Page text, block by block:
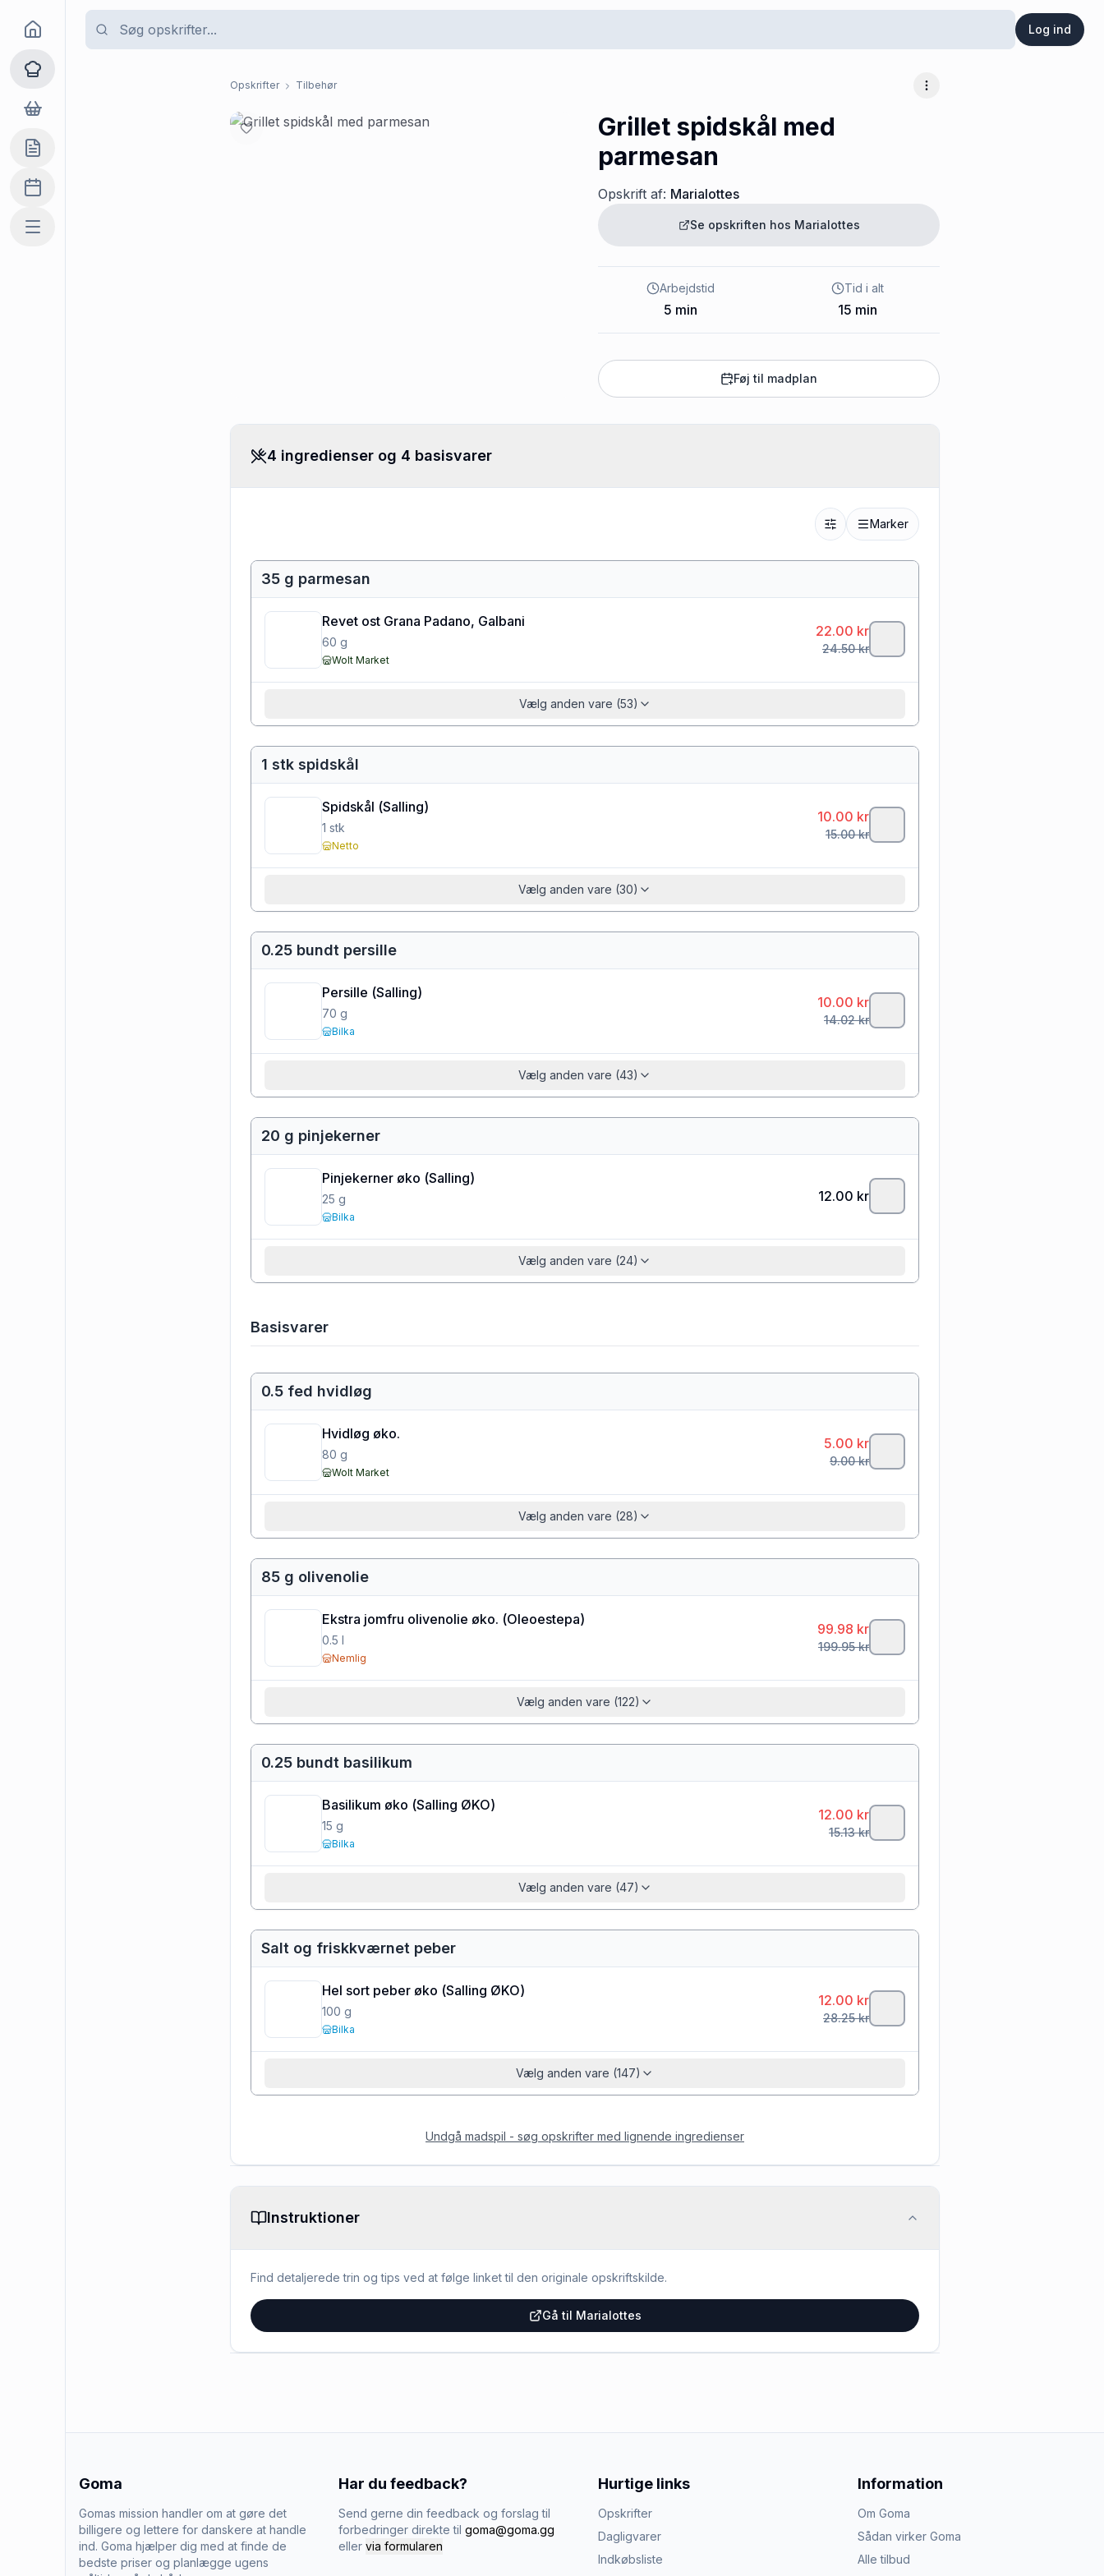
Log ind
Goma
Opskrifter
Dagligvarer
Indkøbslisten
Madplan
Mere
Opskrifter Tilbehør Flere muligheder
Grillet spidskål med
parmesan
Opskrift af: Marialottes
Se opskriften hos Marialottes
Arbejdstid
5 min
Tid i alt
15 min
Føj til madplan
4 ingredienser og 4 basisvarer
Marker
35 g parmesan
Revet ost Grana Padano, Galbani
60 g
Wolt Market
22.00 kr
24.50kr
Vælg anden vare (53)
1 stk spidskål
Spidskål (Salling)
1 stk
Netto
10.00 kr
15.00kr
Vælg anden vare (30)
0.25 bundt persille
Persille (Salling)
70 g
Bilka
10.00 kr
14.02kr
Vælg anden vare (43)
20 g pinjekerner
Pinjekerner øko (Salling)
25 g
Bilka
12.00 kr
Vælg anden vare (24)
Basisvarer
0.5 fed hvidløg
Hvidløg øko.
80 g
Wolt Market
5.00 kr
9.00kr
Vælg anden vare (28)
85 g olivenolie
Ekstra jomfru olivenolie øko. (Oleoestepa)
0.5 l
Nemlig
99.98 kr
199.95kr
Vælg anden vare (122)
0.25 bundt basilikum
Basilikum øko (Salling ØKO)
15 g
Bilka
12.00 kr
15.13kr
Vælg anden vare (47)
Salt og friskkværnet peber
Hel sort peber øko (Salling ØKO)
100 g
Bilka
12.00 kr
28.25kr
Vælg anden vare (147)
Undgå madspil - søg opskrifter med lignende ingredienser
Instruktioner
Find detaljerede trin og tips ved at følge linket til den originale opskriftskilde.
Gå til Marialottes
Goma
Gomas mission handler om at gøre det
billigere og lettere for danskere at handle
ind. Goma hjælper dig med at finde de
bedste priser og planlægge ugens
Har du feedback?
Send gerne din feedback og forslag til
forbedringer direkte til goma@goma.gg
eller via formularen
Hurtige links
Opskrifter
Dagligvarer
Indkøbsliste
Information
Om Goma
Sådan virker Goma
Alle tilbud